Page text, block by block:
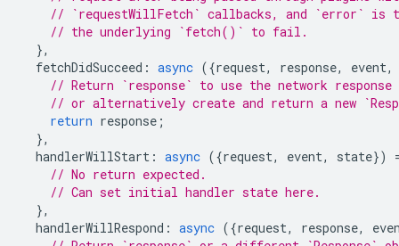
// `requestWillFetch` callbacks, and `error` is
// the underlying `fetch()` to fail.
},
fetchDidSucceed : async ({request, response, event,
// Return `response` to use the network
// or alternatively create and return a new
return response ;
},
handlerWillStart : async ({request, event, state})
// No return expected.
// Can set initial handler state here.
},
handlerWillRespond : async ({request, response,